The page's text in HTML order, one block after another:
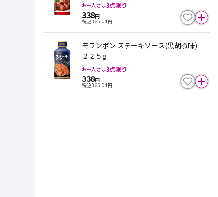
お一人さま3点限り
338円
税込365.04円
モランボン ステーキソース(黒胡椒味)
２２５g
お一人さま3点限り
338円
税込365.04円